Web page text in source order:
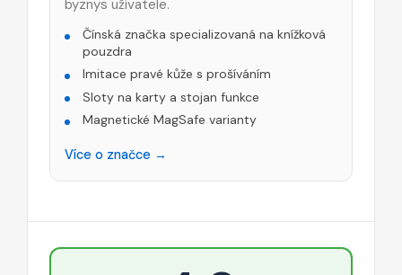
byznys uživatele.
Čínská značka specializovaná na knížková
pouzdra
Imitace pravé kůže s prošíváním
Sloty na karty a stojan funkce
Magnetické MagSafe varianty
Více o značce →